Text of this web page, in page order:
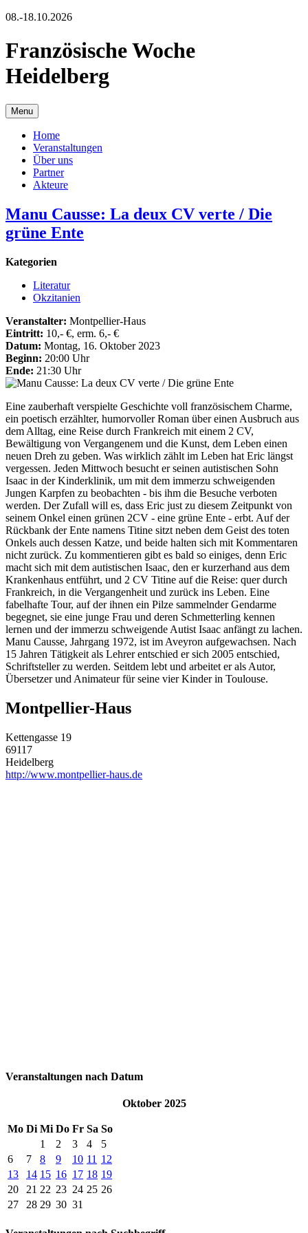
08.-18.10.2026
Französische Woche
Heidelberg
Menu
Home
Veranstaltungen
Über uns
Partner
Akteure
Manu Causse: La deux CV verte / Die
grüne Ente
Kategorien
Literatur
Okzitanien
Veranstalter: Montpellier-Haus
Eintritt: 10,- €, erm. 6,- €
Datum: Montag, 16. Oktober 2023
Beginn: 20:00 Uhr
Ende: 21:30 Uhr
Eine zauberhaft verspielte Geschichte voll französischem Charme,
ein poetisch erzählter, humorvoller Roman über einen Ausbruch aus
dem Alltag, eine Reise durch Frankreich mit einem 2 CV,
Bewältigung von Vergangenem und die Kunst, dem Leben einen
neuen Dreh zu geben. Was wirklich zählt im Leben hat Eric längst
vergessen. Jeden Mittwoch besucht er seinen autistischen Sohn
Isaac in der Kinderklinik, um mit dem immerzu schweigenden
Jungen Karpfen zu beobachten - bis ihm die Besuche verboten
werden. Der Zufall will es, dass Eric just zu diesem Zeitpunkt von
seinem Onkel einen grünen 2CV - eine grüne Ente - erbt. Auf der
Rückbank der Ente namens Titine sitzt neben dem Geist des toten
Onkels auch dessen Katze, und beide halten sich mit Kommentaren
nicht zurück. Zu kommentieren gibt es bald so einiges, denn Eric
macht sich mit dem autistischen Isaac, den er kurzerhand aus dem
Krankenhaus entführt, und 2 CV Titine auf die Reise: quer durch
Frankreich, in die Vergangenheit und zurück ins Leben. Eine
fabelhafte Tour, auf der ihnen ein Pilze sammelnder Gendarme
begegnet, sie eine junge Frau und deren Schmetterling kennen
lernen und der immerzu schweigende Autist Isaac anfängt zu lachen.
Manu Causse, Jahrgang 1972, ist im Aveyron aufgewachsen. Nach
15 Jahren Tätigkeit als Lehrer entschied er sich 2005 entschied,
Schriftsteller zu werden. Seitdem lebt und arbeitet er als Autor,
Übersetzer und Animateur für seine vier Kinder in Toulouse.
Montpellier-Haus
Kettengasse 19
69117
Heidelberg
http://www.montpellier-haus.de
Veranstaltungen nach Datum
Oktober 2025
Mo Di Mi Do Fr Sa So
1
2 3 4
5
6
7 8 9 10 11 12
13
14 15 16 17 18 19
20
21 22 23 24 25 26
27
28 29 30 31